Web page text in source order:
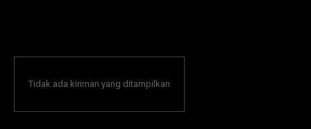
Tidak ada kiriman yang ditampilkan